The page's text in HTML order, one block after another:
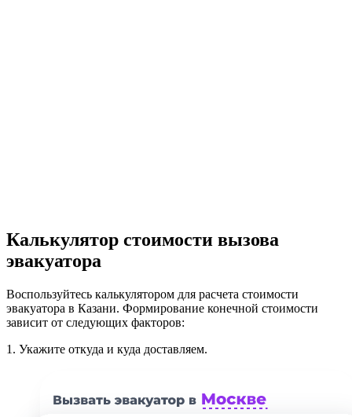
Калькулятор стоимости вызова
эвакуатора
Воспользуйтесь калькулятором для расчета стоимости
эвакуатора в Казани. Формирование конечной стоимости
зависит от следующих факторов:
1. Укажите откуда и куда доставляем.